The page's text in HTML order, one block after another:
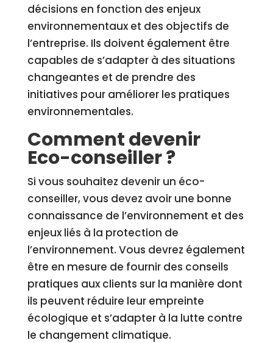
décisions en fonction des enjeux
environnementaux et des objectifs de
l’entreprise. Ils doivent également être
capables de s’adapter à des situations
changeantes et de prendre des
initiatives pour améliorer les pratiques
environnementales.
Comment devenir
Eco-conseiller ?
Si vous souhaitez devenir un éco-
conseiller, vous devez avoir une bonne
connaissance de l’environnement et des
enjeux liés à la protection de
l’environnement. Vous devrez également
être en mesure de fournir des conseils
pratiques aux clients sur la manière dont
ils peuvent réduire leur empreinte
écologique et s’adapter à la lutte contre
le changement climatique.